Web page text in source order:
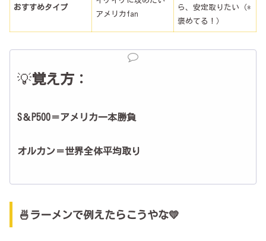
おすすめタイプ
アメリカfan
ら、安定取りたい（*
褒めてる！）
💡覚え方：
S＆P500＝アメリカ一本勝負
オルカン＝世界全体平均取り
🍜ラーメンで例えたらこうやな💛